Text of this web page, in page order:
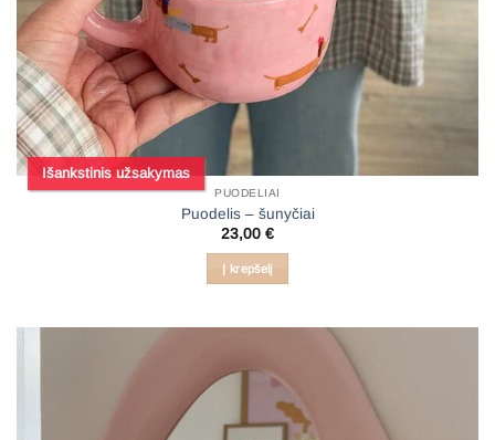
PUODELIAI
Išankstinis užsakymas
Puodelis – šunyčiai
23,00 €
Į krepšelį